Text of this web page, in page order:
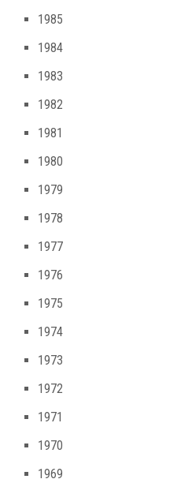
1985
1984
1983
1982
1981
1980
1979
1978
1977
1976
1975
1974
1973
1972
1971
1970
1969